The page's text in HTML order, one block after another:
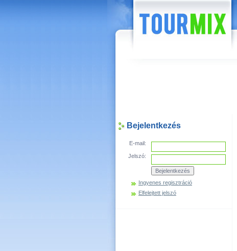
Bejelentkezés
E-mail:
Jelszó:
Ingyenes regisztráció
Elfelejtett jelszó